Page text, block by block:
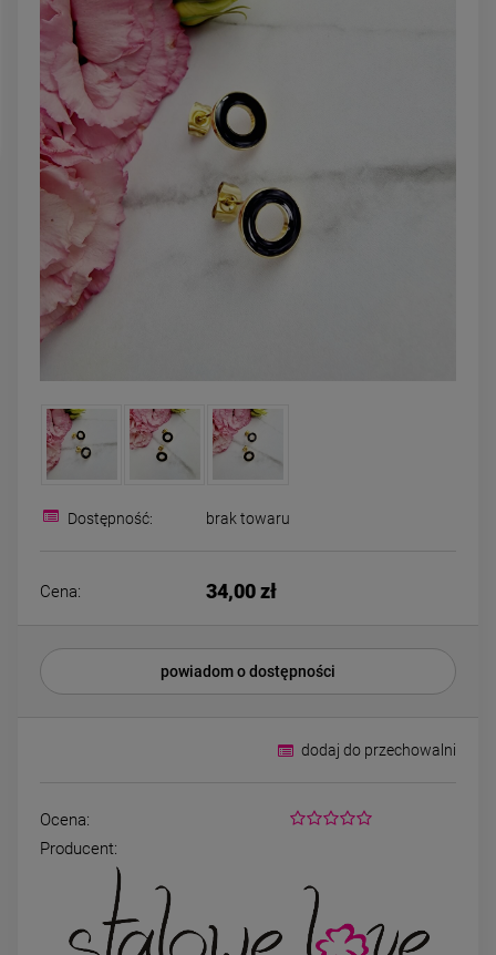
DO KOSZYKA
Bransoletka srebrna STAL
CHIRURGICZNA
Dostępność: brak towaru
Cena: 34,00 zł
powiadom o dostępności
dodaj do przechowalni
Ocena:
Producent: